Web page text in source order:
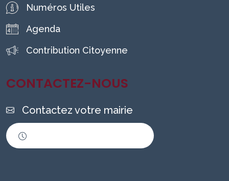
Numéros Utiles
Agenda
Contribution Citoyenne
CONTACTEZ-NOUS
Contactez votre mairie